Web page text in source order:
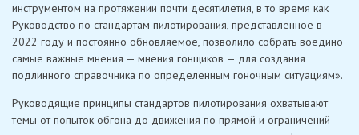
инструментом на протяжении почти десятилетия, в то время как
Руководство по стандартам пилотирования, представленное в
2022 году и постоянно обновляемое, позволило собрать воедино
самые важные мнения — мнения гонщиков — для создания
подлинного справочника по определенным гоночным ситуациям».
Руководящие принципы стандартов пилотирования охватывают
темы от попыток обгона до движения по прямой и ограничений